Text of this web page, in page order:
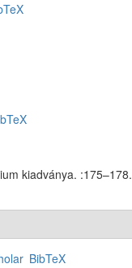
kiadványa. :175–178.
BibTeX